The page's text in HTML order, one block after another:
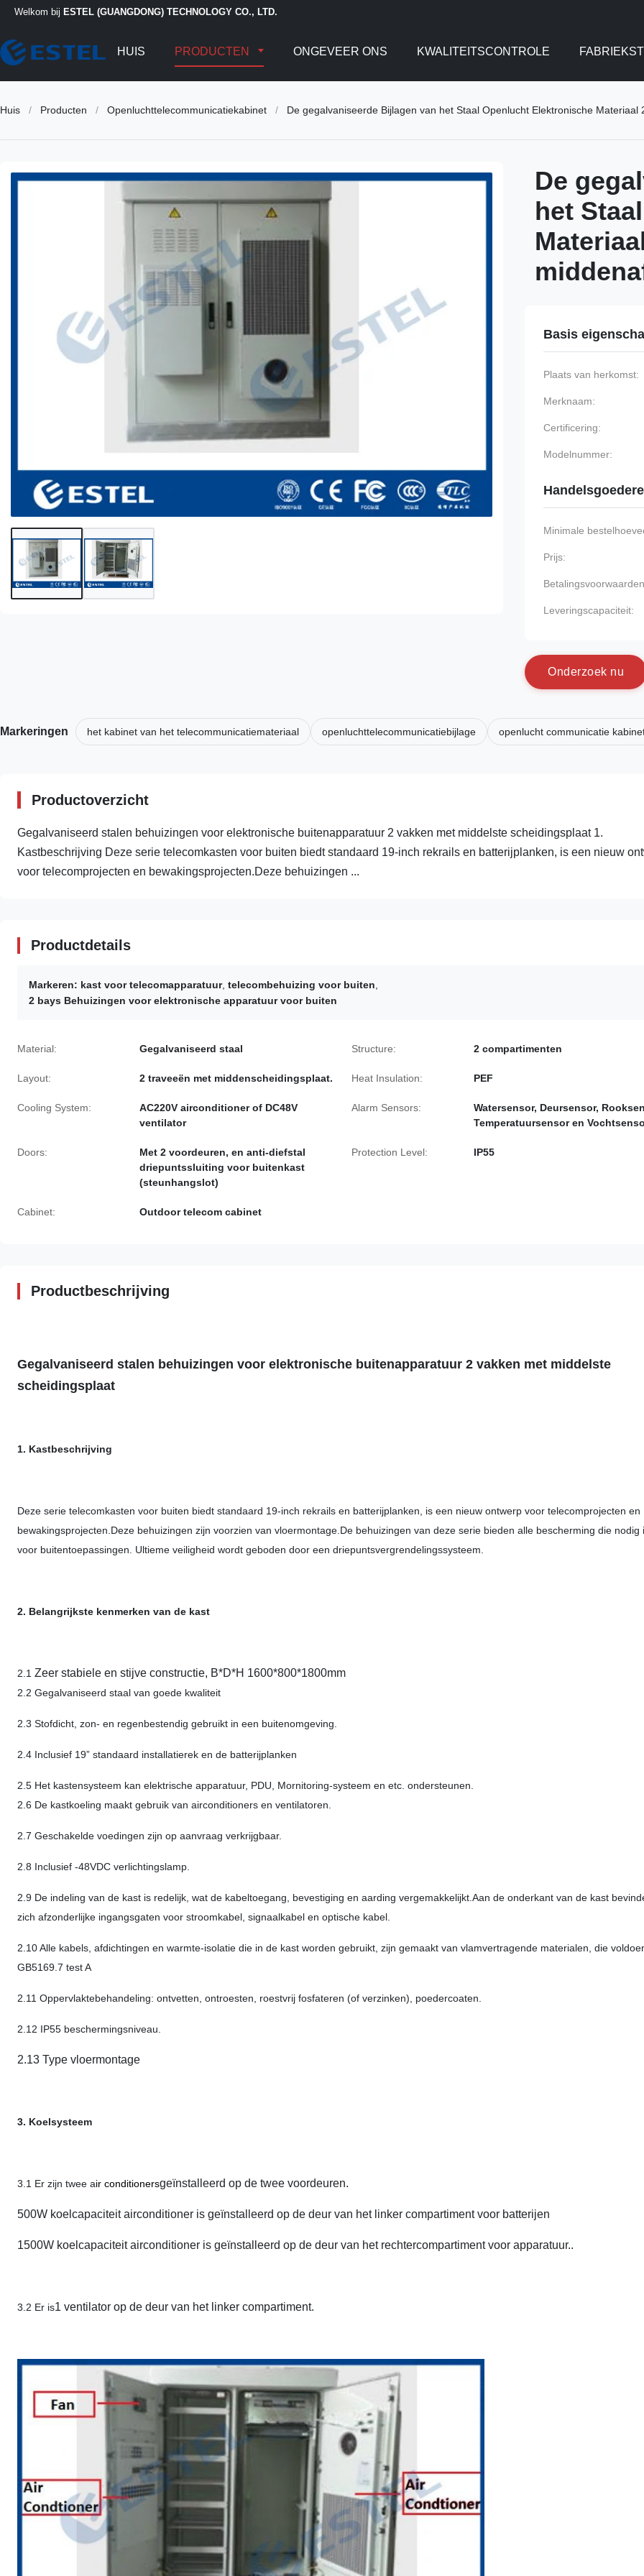
Welkom bij ESTEL (GUANGDONG) TECHNOLOGY CO., LTD.
HUIS PRODUCTEN ONGEVEER ONS KWALITEITSCONTROLE
Huis / Producten / Openluchttelecommunicatiekabinet / De gegalvaniseerde Bijlagen van het Staal Openlucht Elektronische
De
het
Basis
Plaats van herkomst:
Merknaam:
Certificering:
Modelnummer:
Minimale
Prijs:
Leveringscapaciteit:
Onderzoek nu
Markeringen het kabinet van het telecommunicatiemateriaal openluchttelecommunicatiebijlage openlucht communicatie
Productoverzicht
Gegalvaniseerd stalen behuizingen voor elektronische buitenapparatuur 2 vakken met middelste scheidingsplaat 1.
Kastbeschrijving Deze serie telecomkasten voor buiten biedt standaard 19-inch rekrails en batterijplanken, is een nieuw
voor telecomprojecten en bewakingsprojecten.Deze behuizingen ...
Productdetails
Markeren: kast voor telecomapparatuur, telecombehuizing voor buiten
2 bays Behuizingen voor elektronische apparatuur voor buiten
Material: Gegalvaniseerd staal Structure: 2 compartimenten
Layout: 2 traveeën met middenscheidingsplaat. Heat Insulation: PEF
Cooling System:
AC220V airconditioner of DC48V
ventilator
Alarm Sensors:
Watersensor, Deursensor,
Temperatuursensor en
Doors:
Met 2 voordeuren, en anti-diefstal
driepuntssluiting voor buitenkast
(steunhangslot)
Protection Level: IP55
Cabinet: Outdoor telecom cabinet
Productbeschrijving
Gegalvaniseerd stalen behuizingen voor elektronische buitenapparatuur 2 vakken met middelste
scheidingsplaat
1. Kastbeschrijving
Deze serie telecomkasten voor buiten biedt standaard 19-inch rekrails en batterijplanken, is een nieuw ontwerp voor telecomprojecten en
bewakingsprojecten.Deze behuizingen zijn voorzien van vloermontage.De behuizingen van deze serie bieden alle bescherming die nodig
voor buitentoepassingen. Ultieme veiligheid wordt geboden door een driepuntsvergrendelingssysteem.
2. Belangrijkste kenmerken van de kast
2.1 Zeer stabiele en stijve constructie, B*D*H 1600*800*1800mm
2.2 Gegalvaniseerd staal van goede kwaliteit
2.3 Stofdicht, zon- en regenbestendig gebruikt in een buitenomgeving.
2.4 Inclusief 19” standaard installatierek en de batterijplanken
2.5 Het kastensysteem kan elektrische apparatuur, PDU, Mornitoring-systeem en etc. ondersteunen.
2.6 De kastkoeling maakt gebruik van airconditioners en ventilatoren.
2.7 Geschakelde voedingen zijn op aanvraag verkrijgbaar.
2.8 Inclusief -48VDC verlichtingslamp.
2.9 De indeling van de kast is redelijk, wat de kabeltoegang, bevestiging en aarding vergemakkelijkt.Aan de onderkant van de kast
zich afzonderlijke ingangsgaten voor stroomkabel, signaalkabel en optische kabel.
2.10 Alle kabels, afdichtingen en warmte-isolatie die in de kast worden gebruikt, zijn gemaakt van vlamvertragende materialen, die
GB5169.7 test A
2.11 Oppervlaktebehandeling: ontvetten, ontroesten, roestvrij fosfateren (of verzinken), poedercoaten.
2.12 IP55 beschermingsniveau.
2.13 Type vloermontage
3. Koelsysteem
3.1 Er zijn twee air conditionersgeïnstalleerd op de twee voordeuren.
500W koelcapaciteit airconditioner is geïnstalleerd op de deur van het linker compartiment voor batterijen
1500W koelcapaciteit airconditioner is geïnstalleerd op de deur van het rechtercompartiment voor apparatuur..
3.2 Er is1 ventilator op de deur van het linker compartiment.